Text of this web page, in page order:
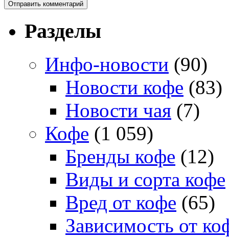
Разделы
Инфо-новости (90)
Новости кофе (83)
Новости чая (7)
Кофе (1 059)
Бренды кофе (12)
Виды и сорта кофе
Вред от кофе (65)
Зависимость от